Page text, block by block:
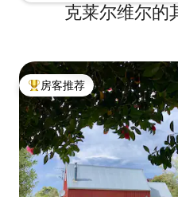
克莱尔维尔的
热门「房客推荐」
房客推荐